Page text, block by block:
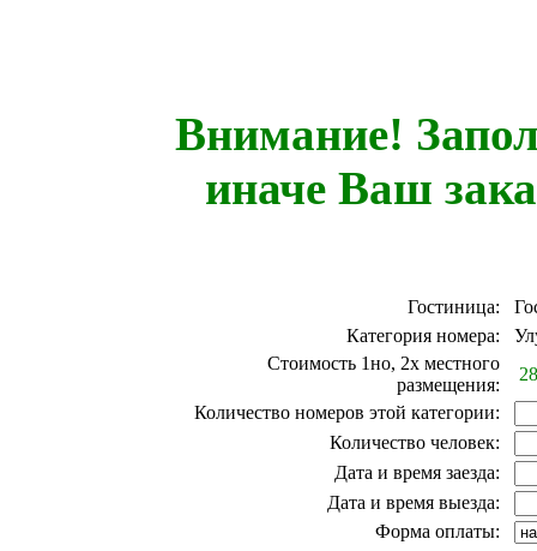
Внимание!
иначе Ваш
Гостиница:
Категория номера:
Стоимость 1но, 2х местного
размещения:
Количество номеров этой категории:
Количество человек:
Дата и время заезда:
Дата и время выезда:
Форма оплаты: